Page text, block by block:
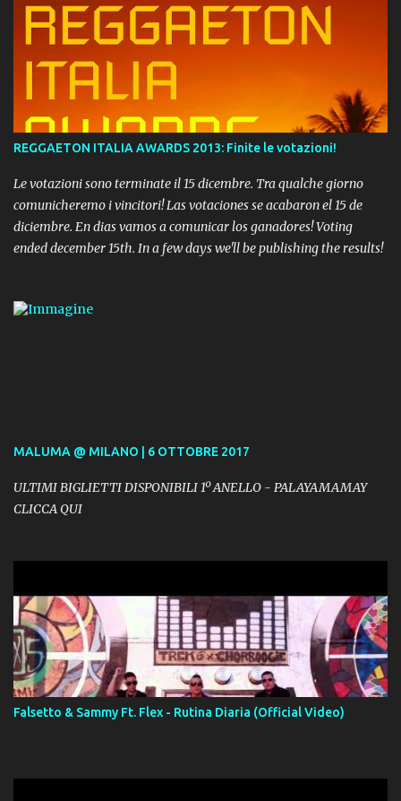
REGGAETON ITALIA AWARDS 2013: Finite le votazioni!
Le votazioni sono terminate il 15 dicembre. Tra qualche giorno
comunicheremo i vincitori! Las votaciones se acabaron el 15 de
diciembre. En dias vamos a comunicar los ganadores! Voting
ended december 15th. In a few days we'll be publishing the results!
MALUMA @ MILANO | 6 OTTOBRE 2017
ULTIMI BIGLIETTI DISPONIBILI 1º ANELLO - PALAYAMAMAY
CLICCA QUI
Falsetto & Sammy Ft. Flex - Rutina Diaria (Official Video)